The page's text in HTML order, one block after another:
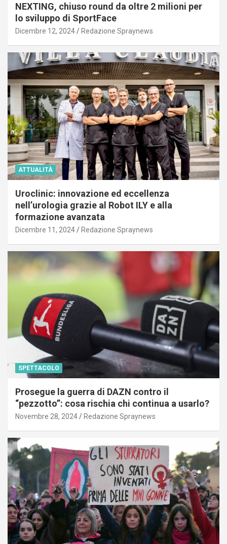
NEXTING, chiuso round da oltre 2 milioni per
lo sviluppo di SportFace
Dicembre 12, 2024 Redazione Spraynews
ATTUALITÀ
Uroclinic: innovazione ed eccellenza
nell’urologia grazie al Robot ILY e alla
formazione avanzata
Dicembre 11, 2024 Redazione Spraynews
SPETTACOLO
Prosegue la guerra di DAZN contro il
“pezzotto”: cosa rischia chi continua a usarlo?
Novembre 28, 2024 Redazione Spraynews